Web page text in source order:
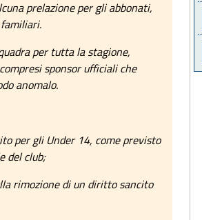
prelazione per gli abbonati,
per tutta la stagione,
sponsor ufficiali che
anomalo.
per gli Under 14, come previsto
del club;
rimozione di un diritto sancito